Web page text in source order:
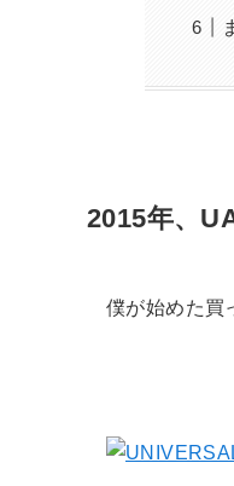
2015年、
僕が始めた買